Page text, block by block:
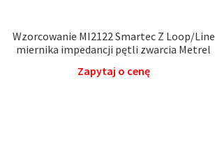
Wzorcowanie MI2122 Smartec Z Loop/Line
miernika impedancji pętli zwarcia Metrel
Zapytaj o cenę